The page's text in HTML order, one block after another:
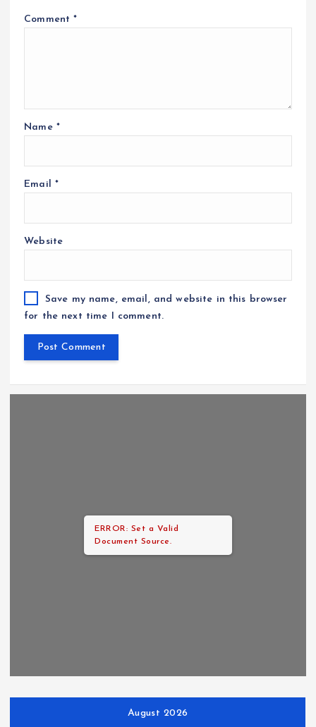
Comment*
Name *
Email *
Website
Save my name, email, and website in this browser
for the next time I comment.
ERROR: Set a Valid
Document Source.
August 2026